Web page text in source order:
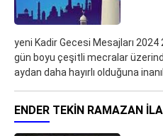
yeni Kadir Gecesi Mesajları 2024
gün boyu çeşitli mecralar
aydan daha hayırlı olduğuna inanıl
ENDER TEKIN RAMAZAN